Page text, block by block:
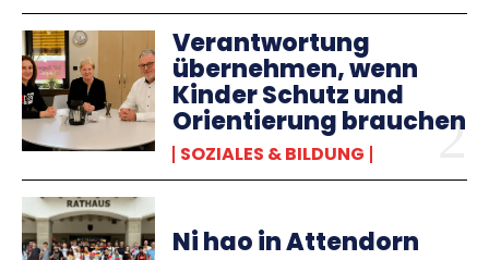
Verantwortung
übernehmen, wenn
Kinder Schutz und
Orientierung brauchen
SOZIALES & BILDUNG
Ni hao in Attendorn